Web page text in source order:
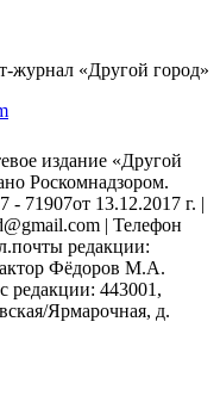
журнал «Другой город»
издание «Другой
Роскомнадзором.
71907от 13.12.2017 г. |
| Телефон
редакции:
Фёдоров М.А.
443001,
Ярмарочная, д.